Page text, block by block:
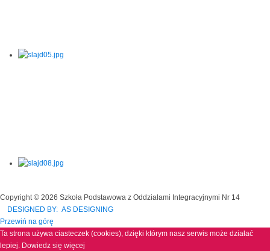
Copyright © 2026 Szkoła Podstawowa z Oddziałami Integracyjnymi Nr 14
DESIGNED BY: AS DESIGNING
Przewiń na górę
Ta strona używa ciasteczek (cookies), dzięki którym nasz serwis może działać
lepiej. Dowiedz się więcej